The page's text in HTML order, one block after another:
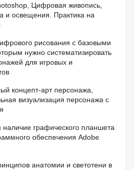
Цифровая живопись,
и освещения. Практика на
рисования с базовыми
нужно систематизировать
для игровых и
концепт-арт персонажа,
визуализация персонажа с
наличие графического планшета
обеспечения Adobe
анатомии и светотени в